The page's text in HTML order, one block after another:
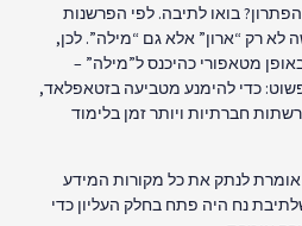
בואו לתיבה. לפי הפרשנות
לא רק “ארון” אלא גם “מילה”. לכן,
מטאפורי כהיכנס ל”מילה” –
כדי להימנע מטביעה בזטאפלאד,
חברתיות ויותר זמן בלימוד
לנתק את כל מקורות המידע
נח היה פתח בחלק העליון כדי